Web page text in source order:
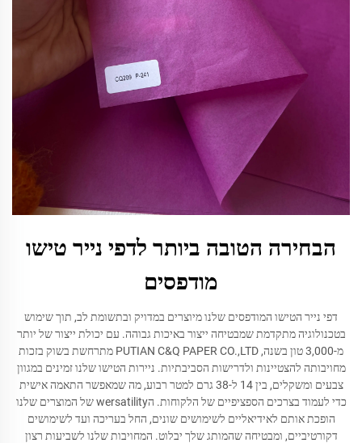
הבחירה הטובה ביותר לדפי נייר טישו
מודפסים
דפי נייר הטישו המודפסים שלנו מיוצרים במדויק ובתשומת לב, תוך שימוש
בטכנולוגיה מתקדמת שמבטיחה ייצור באיכות גבוהה. עם יכולת ייצור של יותר
מ-3,000 טון בשנה, PUTIAN C&Q PAPER CO.,LTD מתרחשת בשוק בזכות
מחויבותה להצטיינות ולדרישות הסביבתיות. ניירות הטישו שלנו זמינים במגוון
צבעים ומשקלים, בין 14 ל-38 גרם למטר רבוע, מה שמאפשר התאמה אישית
כדי לעמוד בצרכים הספציפיים של הלקוחות. הwersatility של המוצרים שלנו
הופכת אותם לאידיאליים לשימושים שונים, החל בעריכה ועד לשימושים
דקורטיביים, ומבטיחה שהמותג שלך יבלוט. המחויבות שלנו לשביעות רצון